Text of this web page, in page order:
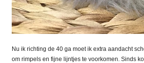
Nu ik richting de 40 ga moet ik extra aandacht
om rimpels en fijne lijntjes te voorkomen. Sinds